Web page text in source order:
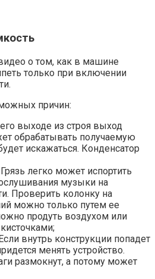
о том, как в машине
только при включении
причин:
выходе из строя выход
обрабатывать получаемую
искажаться. Конденсатор
легко может испортить
музыки на
Проверить колонку на
можно только путем ее
продуть воздухом или
внутрь конструкции попадет
менять устройство.
размокнут, а потому может